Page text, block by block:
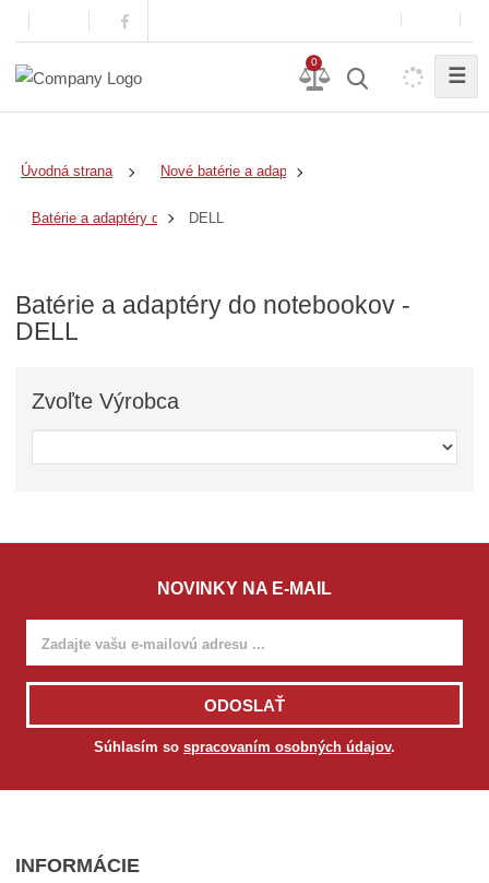
0
☰
Úvodná strana Nové batérie a adaptéry
Batérie a adaptéry do notebookov
DELL
Batérie a adaptéry do notebookov -
DELL
ZvoľteVýrobca
o
e
l
NOVINKY NA E-MAIL
ODOSLAŤ
Súhlasím so spracovaním osobných údajov.
INFORMÁCIE